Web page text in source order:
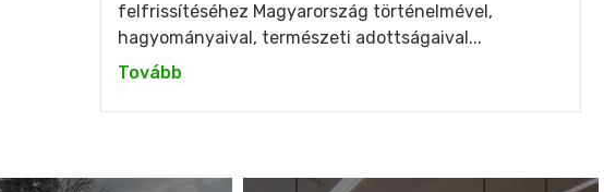
felfrissítéséhez Magyarország történelmével,
hagyományaival, természeti adottságaival...
Tovább